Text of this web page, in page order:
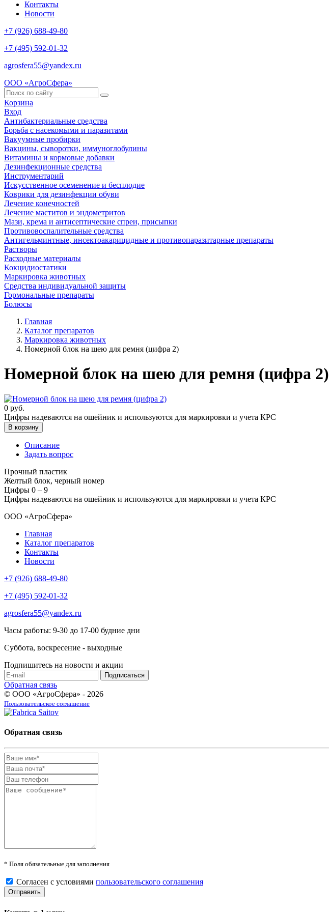
Контакты
Новости
+7 (926) 688-49-80
+7 (495) 592-01-32
agrosfera55@yandex.ru
ООО «АгроСфера»
Корзина
Вход
Антибактериальные средства
Борьба с насекомыми и паразитами
Вакуумные пробирки
Вакцины, сыворотки, иммуноглобулины
Витамины и кормовые добавки
Дезинфекционные средства
Инструментарий
Искусственное осеменение и бесплодие
Коврики для дезинфекции обуви
Лечение конечностей
Лечение маститов и эндометритов
Мази, крема и антисептические спреи, присыпки
Противовоспалительные средства
Антигельминтные, инсектоакарицидные и противопаразитарные препараты
Растворы
Расходные материалы
Кокцидиостатики
Маркировка животных
Средства индивидуальной защиты
Гормональные препараты
Болюсы
Главная
Каталог препаратов
Маркировка животных
Номерной блок на шею для ремня (цифра 2)
Номерной блок на шею для ремня (цифра 2)
0 руб.
Цифры надеваются на ошейник и используются для маркировки и учета КРС
В корзину
Описание
Задать вопрос
Прочный пластик
Желтый блок, черный номер
Цифры 0 – 9
Цифры надеваются на ошейник и используются для маркировки и учета КРС
ООО «АгроСфера»
Главная
Каталог препаратов
Контакты
Новости
+7 (926) 688-49-80
+7 (495) 592-01-32
agrosfera55@yandex.ru
Часы работы: 9-30 до 17-00 будние дни
Суббота, воскресение - выходные
Подпишитесь на новости и акции
Обратная связь
© ООО «АгроСфера» - 2026
Пользовательское соглашение
Обратная связь
* Поля обязательные для заполнения
Согласен с условиями пользовательского соглашения